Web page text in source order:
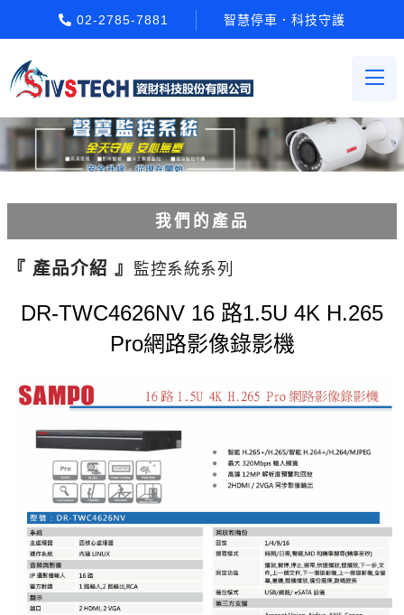
02-2785-7881 智慧停車．科技守護
我們的產品
電動柵欄機系列
停車場收費系統系列
Etag長距離讀卡機系列
人員通關管制機系列
停車場周邊系列
車輪檔防撞條系列
智能電子鎖系列
『 產品介紹 』 監控系統系列
DR-TWC4626NV 16 路1.5U 4K H.265
Pro網路影像錄影機